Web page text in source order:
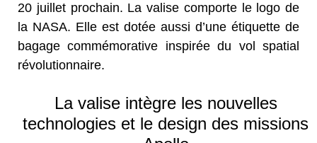
20 juillet prochain. La valise comporte le logo de
la NASA. Elle est dotée aussi d’une étiquette de
bagage commémorative inspirée du vol spatial
révolutionnaire.
La valise intègre les nouvelles
technologies et le design des missions